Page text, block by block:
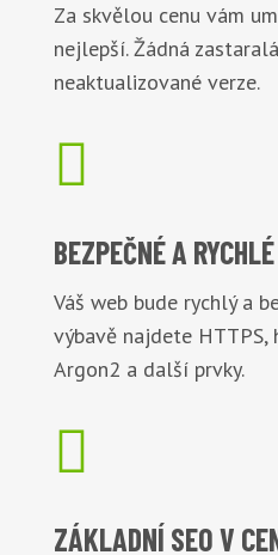
Za skvělou cenu vám
nejlepší. Žádná
neaktualizované verze.

BEZPEČNÉA RYCHLÉ
Váš web bude rychlý a
výbavě najdete HTTPS,
Argon2 a další prvky.

ZÁKLADNÍ SEO V